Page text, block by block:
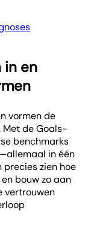
in en
vormen de
Met de Goals-
benchmarks
in één
zien hoe
bouw zo aan
vertrouwen